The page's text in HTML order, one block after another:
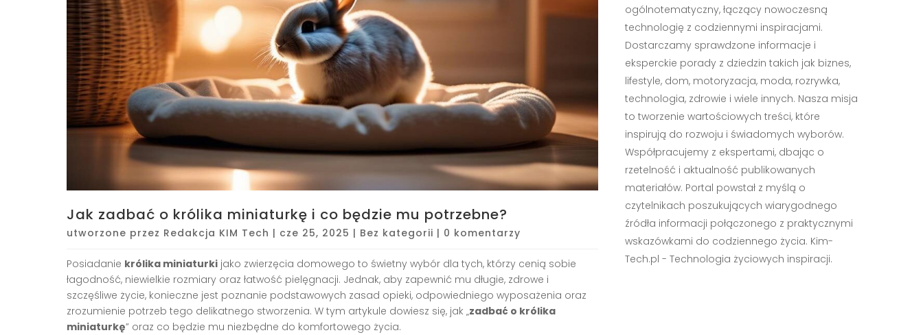
Jak zadbać o królika miniaturkę i co będzie mu potrzebne?
utworzone przez Redakcja KIM Tech | cze 25, 2025 | Bez kategorii | 0 komentarzy
Posiadanie królika miniaturki jako zwierzęcia domowego to świetny wybór dla tych, którzy cenią sobie
łagodność, niewielkie rozmiary oraz łatwość pielęgnacji. Jednak, aby zapewnić mu długie, zdrowe i
szczęśliwe życie, konieczne jest poznanie podstawowych zasad opieki, odpowiedniego wyposażenia oraz
zrozumienie potrzeb tego delikatnego stworzenia. W tym artykule dowiesz się, jak „zadbać o królika
miniaturkę” oraz co będzie mu niezbędne do komfortowego życia.
ogólnotematyczny, łączący nowoczesną
technologię z codziennymi inspiracjami.
Dostarczamy sprawdzone informacje i
eksperckie porady z dziedzin takich jak biznes,
lifestyle, dom, motoryzacja, moda, rozrywka,
technologia, zdrowie i wiele innych. Nasza misja
to tworzenie wartościowych treści, które
inspirują do rozwoju i świadomych wyborów.
Współpracujemy z ekspertami, dbając o
rzetelność i aktualność publikowanych
materiałów. Portal powstał z myślą o
czytelnikach poszukujących wiarygodnego
źródła informacji połączonego z praktycznymi
wskazówkami do codziennego życia. Kim-
Tech.pl - Technologia życiowych inspiracji.